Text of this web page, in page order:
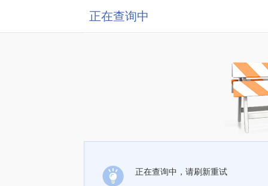
正在查询中
正在查询中，请刷新重试